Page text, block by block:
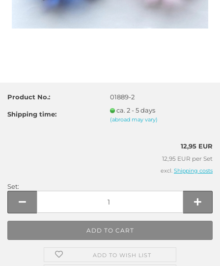
Product No.: 01889-2
Shipping time: ca. 2 - 5 days
(abroad may vary)
12,95 EUR
12,95 EUR per Set
excl. Shipping costs
Set:
ADD TO WISH LIST